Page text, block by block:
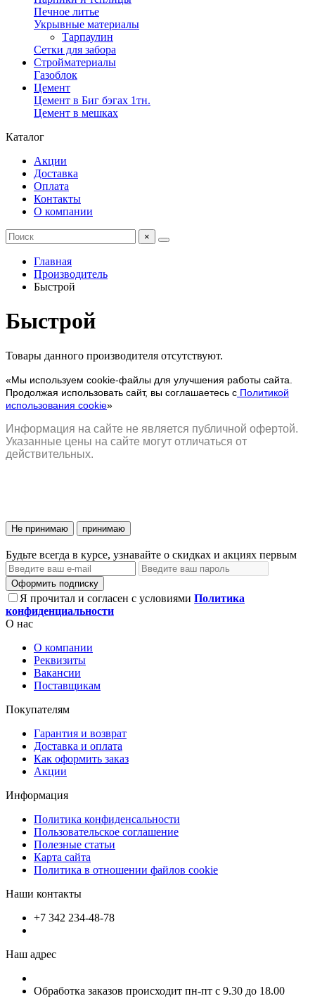
Печное литье
Укрывные материалы
Тарпаулин
Сетки для забора
Стройматериалы
Газоблок
Цемент
Цемент в Биг бэгах 1тн.
Цемент в мешках
Каталог
Акции
Доставка
Оплата
Контакты
О компании
×
Главная
Производитель
Быстрой
Быстрой
Товары данного производителя отсутствуют.
«Мы используем cookie-файлы для улучшения работы сайта.
Продолжая использовать сайт, вы соглашаетесь с Политикой
использования cookie»
Информация на сайте не является публичной офертой.
Указанные цены на сайте могут отличаться от
действительных.
Не принимаю принимаю
Будьте всегда в курсе, узнавайте о скидках и акциях первым
Оформить подписку
Я прочитал и согласен с условиями Политика
конфиденциальности
О нас
О компании
Реквизиты
Вакансии
Поставщикам
Покупателям
Гарантия и возврат
Доставка и оплата
Как оформить заказ
Акции
Информация
Политика конфиденсальности
Пользовательское соглашение
Полезные статьи
Карта сайта
Политика в отношении файлов cookie
Наши контакты
+7 342 234-48-78
Наш адрес
Обработка заказов происходит пн-пт с 9.30 до 18.00